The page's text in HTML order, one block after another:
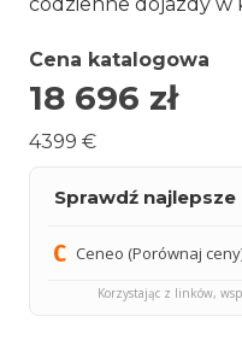
Cena katalogowa
18 696 zł
4399 €
Sprawdź
Ceneo (Porównaj
Korzystając z linków,